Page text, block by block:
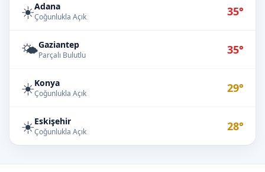
☀️Adana
Çoğunlukla Açık 35°
🌤️Gaziantep
Parçalı Bulutlu 35°
☀️Konya
Çoğunlukla Açık 29°
☀️Eskişehir
Çoğunlukla Açık 28°